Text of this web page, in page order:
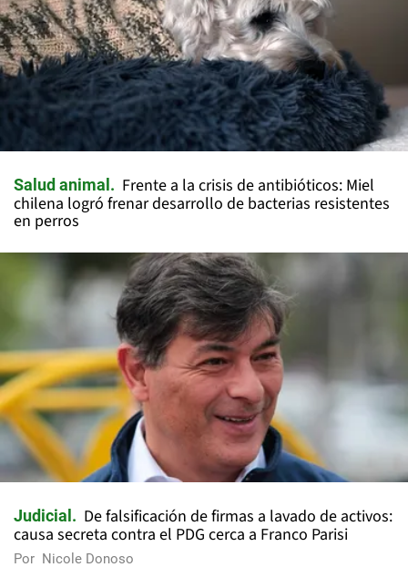
Salud animal
Frente a la crisis de antibióticos: Miel
chilena logró frenar desarrollo de bacterias resistentes
en perros
Judicial
De falsificación de firmas a lavado de activos:
causa secreta contra el PDG cerca a Franco Parisi
Por Nicole Donoso